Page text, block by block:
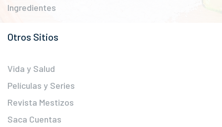
Ingredientes
Otros Sitios
Vida y Salud
Películas y Series
Revista Mestizos
Saca Cuentas